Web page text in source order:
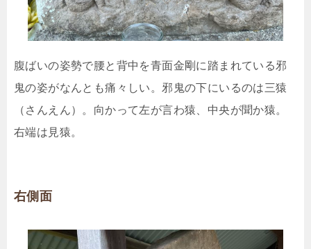
腹ばいの姿勢で腰と背中を青面金剛に踏まれている邪
鬼の姿がなんとも痛々しい。邪鬼の下にいるのは三猿
（さんえん）。向かって左が言わ猿、中央が聞か猿。
右端は見猿。
右側面